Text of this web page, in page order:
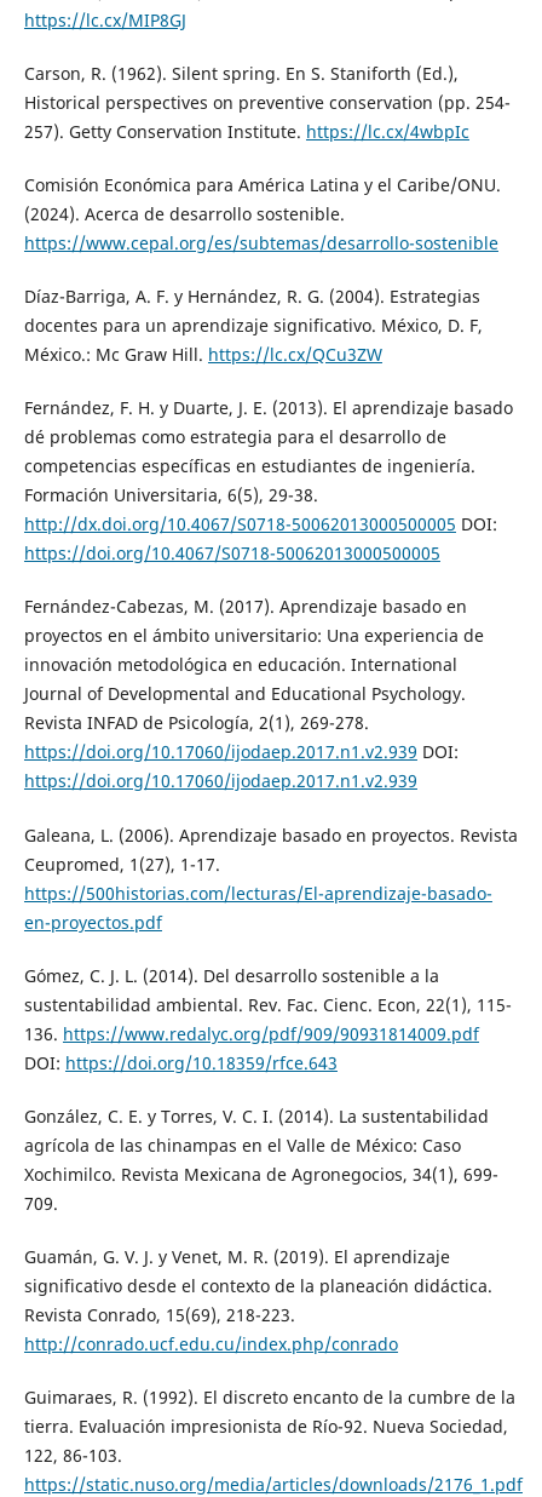
https://lc.cx/MIP8GJ
Carson, R. (1962). Silent spring. En S. Staniforth (Ed.),
Historical perspectives on preventive conservation (pp. 254-
257). Getty Conservation Institute. https://lc.cx/4wbpIc
Comisión Económica para América Latina y el Caribe/ONU.
(2024). Acerca de desarrollo sostenible.
https://www.cepal.org/es/subtemas/desarrollo-sostenible
Díaz-Barriga, A. F. y Hernández, R. G. (2004). Estrategias
docentes para un aprendizaje significativo. México, D. F,
México.: Mc Graw Hill. https://lc.cx/QCu3ZW
Fernández, F. H. y Duarte, J. E. (2013). El aprendizaje basado
dé problemas como estrategia para el desarrollo de
competencias específicas en estudiantes de ingeniería.
Formación Universitaria, 6(5), 29-38.
http://dx.doi.org/10.4067/S0718-50062013000500005 DOI:
https://doi.org/10.4067/S0718-50062013000500005
Fernández-Cabezas, M. (2017). Aprendizaje basado en
proyectos en el ámbito universitario: Una experiencia de
innovación metodológica en educación. International
Journal of Developmental and Educational Psychology.
Revista INFAD de Psicología, 2(1), 269-278.
https://doi.org/10.17060/ijodaep.2017.n1.v2.939 DOI:
https://doi.org/10.17060/ijodaep.2017.n1.v2.939
Galeana, L. (2006). Aprendizaje basado en proyectos. Revista
Ceupromed, 1(27), 1-17.
https://500historias.com/lecturas/El-aprendizaje-basado-
en-proyectos.pdf
Gómez, C. J. L. (2014). Del desarrollo sostenible a la
sustentabilidad ambiental. Rev. Fac. Cienc. Econ, 22(1), 115-
136. https://www.redalyc.org/pdf/909/90931814009.pdf
DOI: https://doi.org/10.18359/rfce.643
González, C. E. y Torres, V. C. I. (2014). La sustentabilidad
agrícola de las chinampas en el Valle de México: Caso
Xochimilco. Revista Mexicana de Agronegocios, 34(1), 699-
709.
Guamán, G. V. J. y Venet, M. R. (2019). El aprendizaje
significativo desde el contexto de la planeación didáctica.
Revista Conrado, 15(69), 218-223.
http://conrado.ucf.edu.cu/index.php/conrado
Guimaraes, R. (1992). El discreto encanto de la cumbre de la
tierra. Evaluación impresionista de Río-92. Nueva Sociedad,
122, 86-103.
https://static.nuso.org/media/articles/downloads/2176_1.pdf